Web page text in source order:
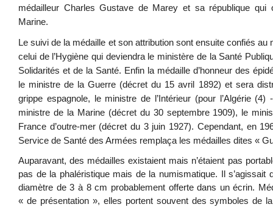
médailleur Charles Gustave de Marey et sa république qui
Marine.
Le suivi de la médaille et son attribution sont ensuite confiés au
celui de l’Hygiène qui deviendra le ministère de la Santé
Solidarités et de la Santé. Enfin la médaille d’honneur des
le ministre de la Guerre (décret du 15 avril 1892) et sera
grippe espagnole, le ministre de l’Intérieur (pour l’Algérie
ministre de la Marine (décret du 30 septembre 1909), le
France d’outre-mer (décret du 3 juin 1927). Cependant, en
Service de Santé des Armées remplaça les médailles dites «
Auparavant, des médailles existaient mais n’étaient pas
pas de la phaléristique mais de la numismatique. Il s’agissait
diamètre de 3 à 8 cm probablement offerte dans un écrin.
« de présentation », elles portent souvent des symboles de